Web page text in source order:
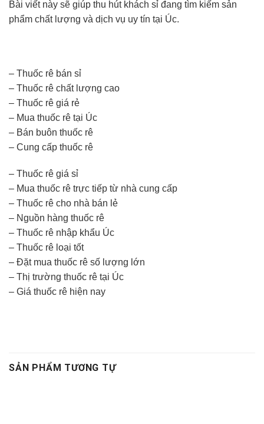
Bài viết này sẽ giúp thu hút khách sỉ đang tìm kiếm sản
phẩm chất lượng và dịch vụ uy tín tại Úc.
– Thuốc rê bán sỉ
– Thuốc rê chất lượng cao
– Thuốc rê giá rẻ
– Mua thuốc rê tại Úc
– Bán buôn thuốc rê
– Cung cấp thuốc rê
– Thuốc rê giá sỉ
– Mua thuốc rê trực tiếp từ nhà cung cấp
– Thuốc rê cho nhà bán lẻ
– Nguồn hàng thuốc rê
– Thuốc rê nhập khẩu Úc
– Thuốc rê loại tốt
– Đặt mua thuốc rê số lượng lớn
– Thị trường thuốc rê tại Úc
– Giá thuốc rê hiện nay
SẢN PHẨM TƯƠNG TỰ